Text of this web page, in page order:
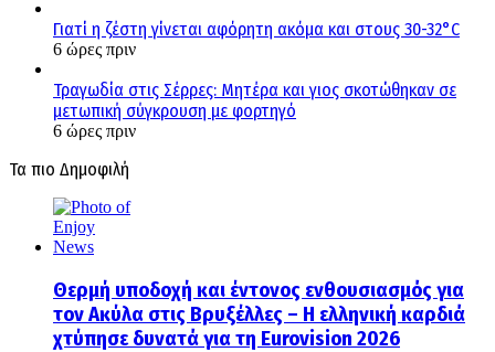
Γιατί η ζέστη γίνεται αφόρητη ακόμα και στους 30-32°C
6 ώρες πριν
Τραγωδία στις Σέρρες: Μητέρα και γιος σκοτώθηκαν σε
μετωπική σύγκρουση με φορτηγό
6 ώρες πριν
Τα πιο Δημοφιλή
Θερμή υποδοχή και έντονος ενθουσιασμός για
τον Ακύλα στις Βρυξέλλες – Η ελληνική καρδιά
χτύπησε δυνατά για τη Eurovision 2026